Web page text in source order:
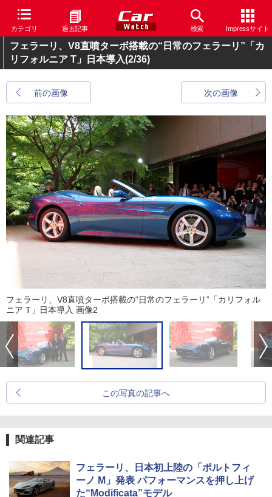
カテゴリ 過去記事 検索 Impressサイト
フェラーリ、V8直噴ターボ搭載の“日常のフェラーリ”「カ
リフォルニア T」日本導入(2/36)
前の画像 次の画像
フェラーリ、V8直噴ターボ搭載の“日常のフェラーリ”「カリフォル
ニア T」日本導入 画像2
この写真の記事へ
関連記事
フェラーリ、日本初上陸の「ポルトフィ
ーノ M」発表 パフォーマンスを押し上げ
た“Modificata”モデル